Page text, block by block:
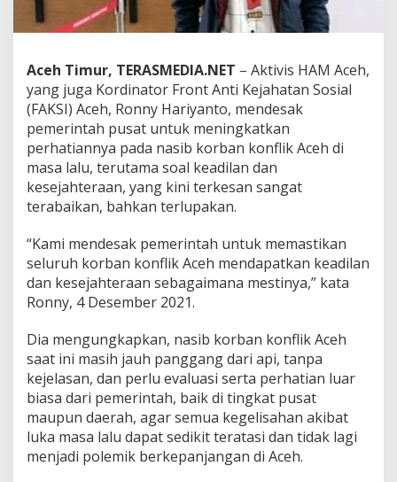
g
k
t
k
a
n
P
e
r
h
a
t
a
n
N
a
s
b
K
o
r
b
a
n
K
o
Aceh Timur, TERASMEDIA.NET – Aktivis HAM Aceh,
yang juga Kordinator Front Anti Kejahatan Sosial
(FAKSI) Aceh, Ronny Hariyanto, mendesak
pemerintah pusat untuk meningkatkan
perhatiannya pada nasib korban konflik Aceh di
masa lalu, terutama soal keadilan dan
kesejahteraan, yang kini terkesan sangat
terabaikan, bahkan terlupakan.
“Kami mendesak pemerintah untuk memastikan
seluruh korban konflik Aceh mendapatkan keadilan
dan kesejahteraan sebagaimana mestinya,” kata
Ronny, 4 Desember 2021.
Dia mengungkapkan, nasib korban konflik Aceh
saat ini masih jauh panggang dari api, tanpa
kejelasan, dan perlu evaluasi serta perhatian luar
biasa dari pemerintah, baik di tingkat pusat
maupun daerah, agar semua kegelisahan akibat
luka masa lalu dapat sedikit teratasi dan tidak lagi
menjadi polemik berkepanjangan di Aceh.